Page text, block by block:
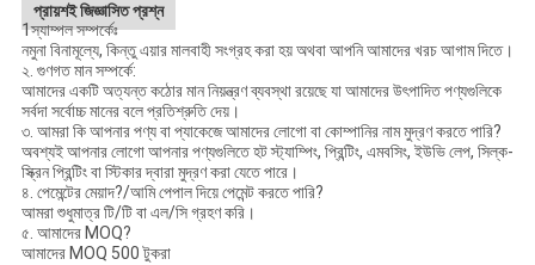
প্রায়শই জিজ্ঞাসিত প্রশ্ন
1স্যাম্পল সম্পর্কেঃ
নমুনা বিনামূল্যে, কিন্তু এয়ার মালবাহী সংগ্রহ করা হয় অথবা আপনি আমাদের খরচ আগাম দিতে।
২. গুণগত মান সম্পর্কে:
আমাদের একটি অত্যন্ত কঠোর মান নিয়ন্ত্রণ ব্যবস্থা রয়েছে যা আমাদের উৎপাদিত পণ্যগুলিকে
সর্বদা সর্বোচ্চ মানের বলে প্রতিশ্রুতি দেয়।
৩. আমরা কি আপনার পণ্য বা প্যাকেজে আমাদের লোগো বা কোম্পানির নাম মুদ্রণ করতে পারি?
অবশ্যই আপনার লোগো আপনার পণ্যগুলিতে হট স্ট্যাম্পিং, প্রিন্টিং, এমবসিং, ইউভি লেপ, সিল্ক-
স্ক্রিন প্রিন্টিং বা স্টিকার দ্বারা মুদ্রণ করা যেতে পারে।
৪. পেমেন্টের মেয়াদ?/আমি পেপাল দিয়ে পেমেন্ট করতে পারি?
আমরা শুধুমাত্র টি/টি বা এল/সি গ্রহণ করি।
৫. আমাদের MOQ?
আমাদের MOQ 500 টুকরা